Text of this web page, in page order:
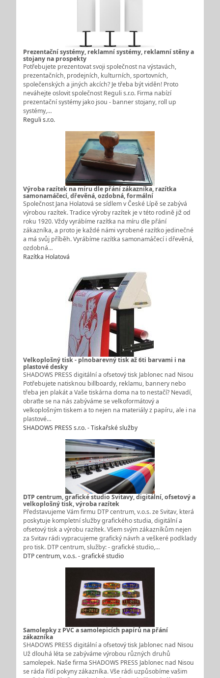
Prezentační systémy, reklamní systémy, reklamní stěny a
stojany na prospekty
Potřebujete prezentovat svoji společnost na výstavách,
prezentačních, prodejních, kulturních, sportovních,
společenských a jiných akcích? Je třeba být viděn! Proto
neváhejte oslovit společnost Reguli s.r.o. Firma nabízí
prezentační systémy jako jsou - banner stojany, roll up
systémy,…
Reguli s.r.o.
Výroba razítek na míru dle přání zákazníka, razítka
samonamáčecí, dřevěná, ozdobná, formální
Společnost Jana Holatová se sídlem v České Lípě se zabývá
výrobou razítek. Tradice výroby razítek je v této rodině již od
roku 1920. Vždy vyrábíme razítka na míru dle přání
zákazníka, a proto je každé námi vyrobené razítko jedinečné
a má svůj příběh. Vyrábíme razítka samonamáčecí i dřevěná,
ozdobná…
Razítka Holatová
Velkoplošný tisk - plnobarevný tisk až 6ti barvami i na
plastové desky
SHADOWS PRESS digitální a ofsetový tisk Jablonec nad Nisou
Potřebujete natisknou billboardy, reklamu, bannery nebo
třeba jen plakát a Vaše tiskárna doma na to nestačí? Nevadí,
obraťte se na nás zabýváme se velkoformátový a
velkoplošným tiskem a to nejen na materiály z papíru, ale i na
plastové…
SHADOWS PRESS s.r.o. - Tiskařské služby
DTP centrum, grafické studio Svitavy, digitální, ofsetový a
velkoplošný tisk, výroba razítek
Představujeme Vám firmu DTP centrum, v.o.s. ze Svitav, která
poskytuje kompletní služby grafického studia, digitální a
ofsetový tisk a výrobu razítek. Všem svým zákazníkům nejen
za Svitav rádi vypracujeme grafický návrh a veškeré podklady
pro tisk. DTP centrum, služby: - grafické studio,…
DTP centrum, v.o.s. - grafické studio
Samolepky z PVC a samolepicích papírů na přání
zákazníka
SHADOWS PRESS digitální a ofsetový tisk Jablonec nad Nisou
Už dlouhá léta se zabýváme výrobou různých druhů
samolepek. Naše firma SHADOWS PRESS Jablonec nad Nisou
se ráda řídí pokyny zákazníka. Vše rádi uzpůsobíme vašim